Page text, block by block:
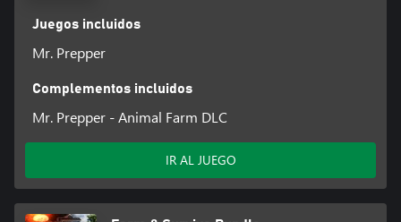
Juegos incluidos
Mr. Prepper
Complementos incluidos
Mr. Prepper - Animal Farm DLC
IR AL JUEGO